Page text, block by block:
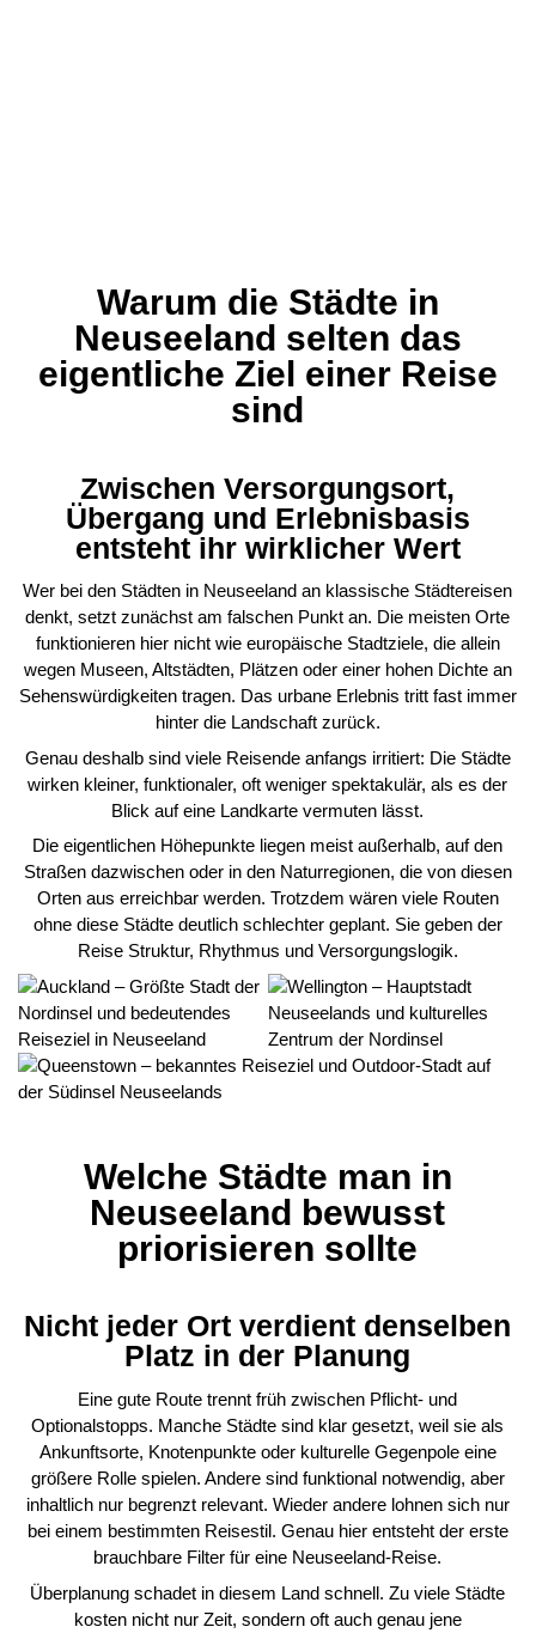
Warum die Städte in
Neuseeland selten das
eigentliche Ziel einer Reise
sind
Zwischen Versorgungsort,
Übergang und Erlebnisbasis
entsteht ihr wirklicher Wert
Wer bei den Städten in Neuseeland an klassische Städtereisen
denkt, setzt zunächst am falschen Punkt an. Die meisten Orte
funktionieren hier nicht wie europäische Stadtziele, die allein
wegen Museen, Altstädten, Plätzen oder einer hohen Dichte an
Sehenswürdigkeiten tragen. Das urbane Erlebnis tritt fast immer
hinter die Landschaft zurück.
Genau deshalb sind viele Reisende anfangs irritiert: Die Städte
wirken kleiner, funktionaler, oft weniger spektakulär, als es der
Blick auf eine Landkarte vermuten lässt.
Die eigentlichen Höhepunkte liegen meist außerhalb, auf den
Straßen dazwischen oder in den Naturregionen, die von diesen
Orten aus erreichbar werden. Trotzdem wären viele Routen
ohne diese Städte deutlich schlechter geplant. Sie geben der
Reise Struktur, Rhythmus und Versorgungslogik.
Welche Städte man in
Neuseeland bewusst
priorisieren sollte
Nicht jeder Ort verdient denselben
Platz in der Planung
Eine gute Route trennt früh zwischen Pflicht- und
Optionalstopps. Manche Städte sind klar gesetzt, weil sie als
Ankunftsorte, Knotenpunkte oder kulturelle Gegenpole eine
größere Rolle spielen. Andere sind funktional notwendig, aber
inhaltlich nur begrenzt relevant. Wieder andere lohnen sich nur
bei einem bestimmten Reisestil. Genau hier entsteht der erste
brauchbare Filter für eine Neuseeland-Reise.
Überplanung schadet in diesem Land schnell. Zu viele Städte
kosten nicht nur Zeit, sondern oft auch genau jene